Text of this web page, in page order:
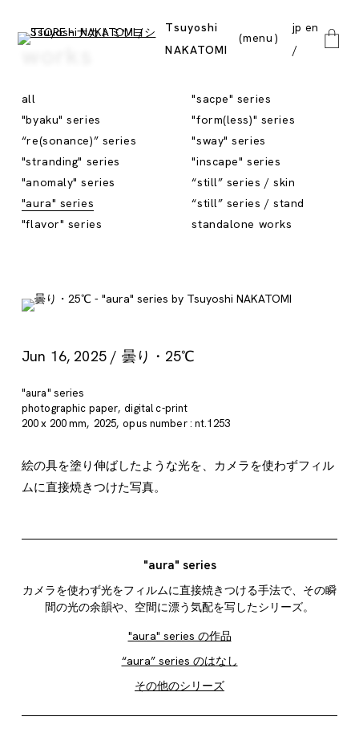
Tsuyoshi
NAKATOMI
menu
jp en
works
all
"sacpe" series
"byaku" series
"form(less)" series
“re(sonance)” series
"sway" series
"stranding" series
"inscape" series
"anomaly" series
“still” series / skin
"aura" series
“still” series / stand
"flavor" series
standalone works
Jun 16, 2025 / 曇り・25℃
"aura" series
photographic paper digital c-print
200 x 200 mm 2025 opus number : nt.1253
絵の具を塗り伸ばしたような光を、カメラを使わずフィル
ムに直接焼きつけた写真。
"aura" series
カメラを使わず光をフィルムに直接焼きつける手法で、その瞬
間の光の余韻や、空間に漂う気配を写したシリーズ。
"aura" series の作品
“aura” series のはなし
その他のシリーズ